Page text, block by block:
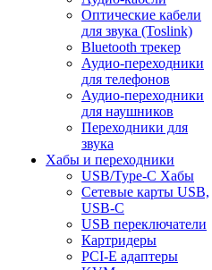
Оптические кабели
для звука (Toslink)
Bluetooth трекер
Аудио-переходники
для телефонов
Аудио-переходники
для наушников
Переходники для
звука
Хабы и переходники
USB/Type-C Хабы
Сетевые карты USB,
USB-C
USB переключатели
Картридеры
PCI-E адаптеры